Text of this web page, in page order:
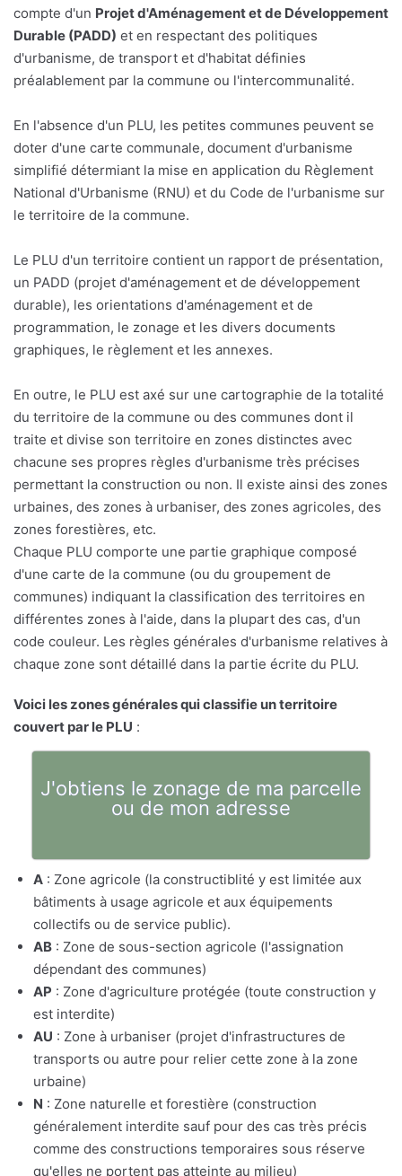
compte d'un Projet d'Aménagement et de Développement
Durable (PADD) et en respectant des politiques
d'urbanisme, de transport et d'habitat définies
préalablement par la commune ou l'intercommunalité.
En l'absence d'un PLU, les petites communes peuvent se
doter d'une carte communale, document d'urbanisme
simplifié détermiant la mise en application du Règlement
National d'Urbanisme (RNU) et du Code de l'urbanisme sur
le territoire de la commune.
Le PLU d'un territoire contient un rapport de présentation,
un PADD (projet d'aménagement et de développement
durable), les orientations d'aménagement et de
programmation, le zonage et les divers documents
graphiques, le règlement et les annexes.
En outre, le PLU est axé sur une cartographie de la totalité
du territoire de la commune ou des communes dont il
traite et divise son territoire en zones distinctes avec
chacune ses propres règles d'urbanisme très précises
permettant la construction ou non. Il existe ainsi des zones
urbaines, des zones à urbaniser, des zones agricoles, des
zones forestières, etc.
Chaque PLU comporte une partie graphique composé
d'une carte de la commune (ou du groupement de
communes) indiquant la classification des territoires en
différentes zones à l'aide, dans la plupart des cas, d'un
code couleur. Les règles générales d'urbanisme relatives à
chaque zone sont détaillé dans la partie écrite du PLU.
Voici les zones générales qui classifie un territoire
couvert par le PLU :
J'obtiens le zonage de ma parcelle
ou de mon adresse
A : Zone agricole (la constructiblité y est limitée aux
bâtiments à usage agricole et aux équipements
collectifs ou de service public).
AB : Zone de sous-section agricole (l'assignation
dépendant des communes)
AP : Zone d'agriculture protégée (toute construction y
est interdite)
AU : Zone à urbaniser (projet d'infrastructures de
transports ou autre pour relier cette zone à la zone
urbaine)
N : Zone naturelle et forestière (construction
généralement interdite sauf pour des cas très précis
comme des constructions temporaires sous réserve
qu'elles ne portent pas atteinte au milieu)